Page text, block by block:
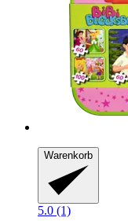
Warenkorb
5.0 (1)